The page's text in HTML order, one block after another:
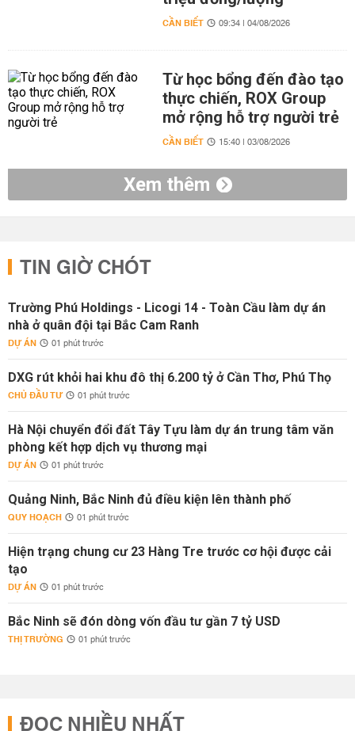
CẦN BIẾT 09:34 | 04/08/2026
Từ học bổng đến đào tạo
thực chiến, ROX Group
mở rộng hỗ trợ người trẻ
CẦN BIẾT 15:40 | 03/08/2026
Xem thêm
TIN GIỜ CHÓT
Trường Phú Holdings - Licogi 14 - Toàn Cầu làm dự án
nhà ở quân đội tại Bắc Cam Ranh
DỰ ÁN 01 phút trước
DXG rút khỏi hai khu đô thị 6.200 tỷ ở Cần Thơ, Phú Thọ
CHỦ ĐẦU TƯ 01 phút trước
Hà Nội chuyển đổi đất Tây Tựu làm dự án trung tâm văn
phòng kết hợp dịch vụ thương mại
DỰ ÁN 01 phút trước
Quảng Ninh, Bắc Ninh đủ điều kiện lên thành phố
QUY HOẠCH 01 phút trước
Hiện trạng chung cư 23 Hàng Tre trước cơ hội được cải
tạo
DỰ ÁN 01 phút trước
Bắc Ninh sẽ đón dòng vốn đầu tư gần 7 tỷ USD
THỊ TRƯỜNG 01 phút trước